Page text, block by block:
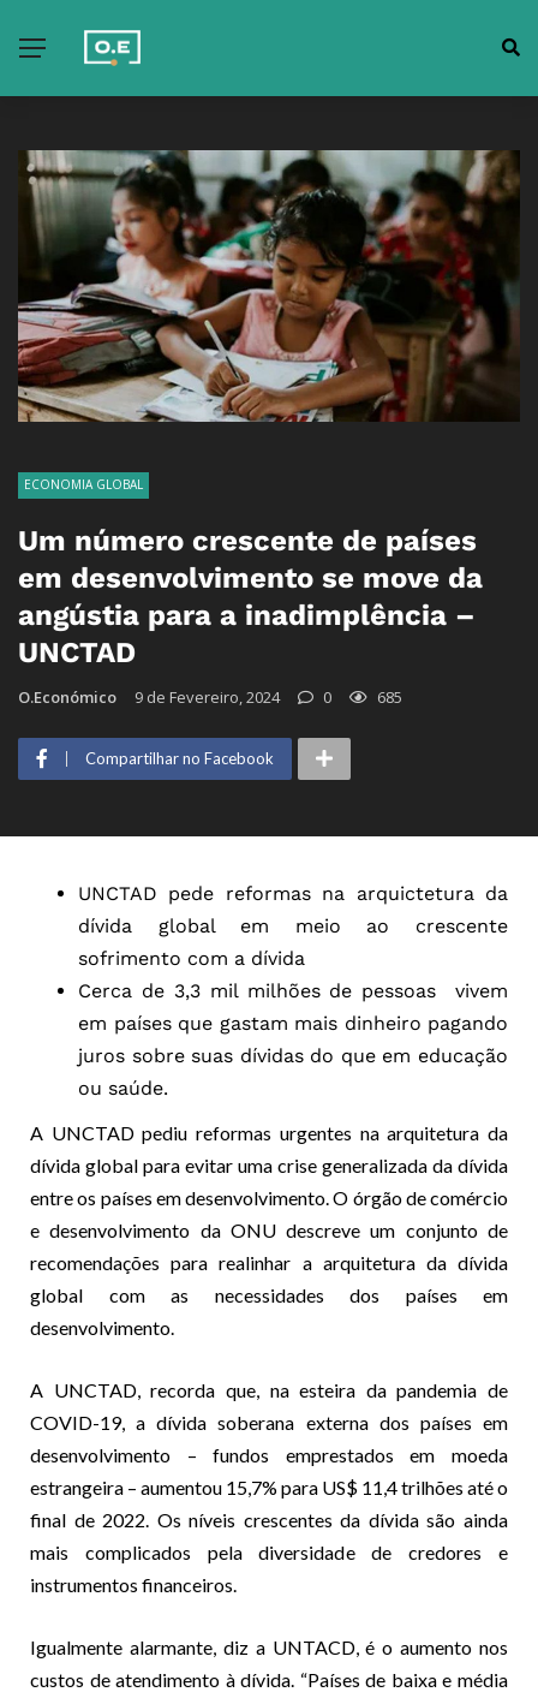
ECONOMIA GLOBAL
Um número crescente de países
em desenvolvimento se move da
angústia para a inadimplência –
UNCTAD
O.Económico 9 de Fevereiro, 2024 0 685
Compartilhar no Facebook
UNCTAD pede reformas na arquictetura da
dívida global em meio ao crescente
sofrimento com a dívida
Cerca de 3,3 mil milhões de pessoas vivem
em países que gastam mais dinheiro pagando
juros sobre suas dívidas do que em educação
ou saúde.
A UNCTAD pediu reformas urgentes na arquitetura da
dívida global para evitar uma crise generalizada da dívida
entre os países em desenvolvimento. O órgão de comércio
e desenvolvimento da ONU descreve um conjunto de
recomendações para realinhar a arquitetura da dívida
global com as necessidades dos países em
desenvolvimento.
A UNCTAD, recorda que, na esteira da pandemia de
COVID-19, a dívida soberana externa dos países em
desenvolvimento – fundos emprestados em moeda
estrangeira – aumentou 15,7% para US$ 11,4 trilhões até o
final de 2022. Os níveis crescentes da dívida são ainda
mais complicados pela diversidade de credores e
instrumentos financeiros.
Igualmente alarmante, diz a UNTACD, é o aumento nos
custos de atendimento à dívida. “Países de baixa e média